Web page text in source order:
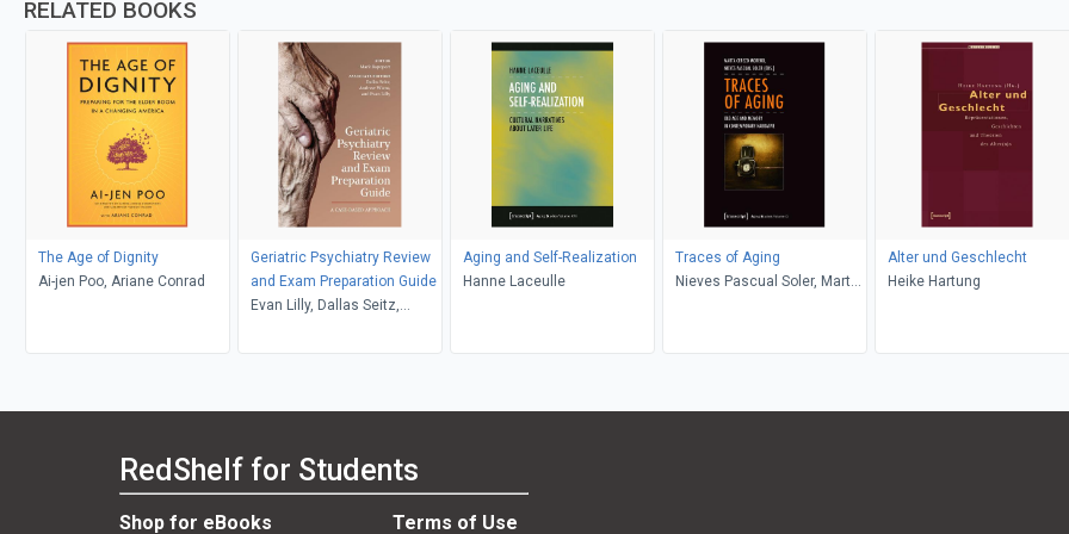
RELATED BOOKS
The Age of Dignity
Ai-jen Poo, Ariane Conrad
Geriatric Psychiatry Review
and Exam Preparation Guide
Evan Lilly, Dallas Seitz,
Rapoport
Aging and Self-Realization
Hanne Laceulle
Traces of Aging
Nieves Pascual Soler, Marta
Alter und Geschlecht
Heike Hartung
RedShelf for Students
Shop for eBooks Terms of Use